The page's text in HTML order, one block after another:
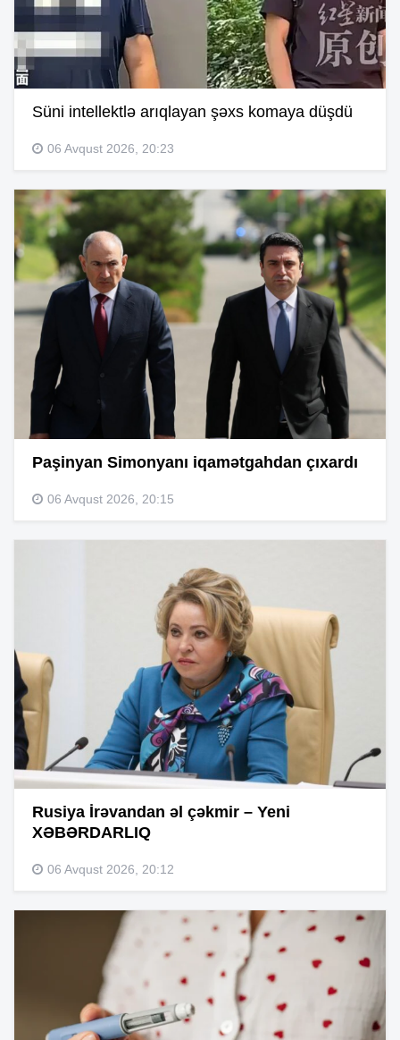
Süni intellektlə arıqlayan şəxs komaya düşdü
06 Avqust 2026, 20:23
Paşinyan Simonyanı iqamətgahdan çıxardı
06 Avqust 2026, 20:15
Rusiya İrəvandan əl çəkmir – Yeni
XƏBƏRDARLIQ
06 Avqust 2026, 20:12